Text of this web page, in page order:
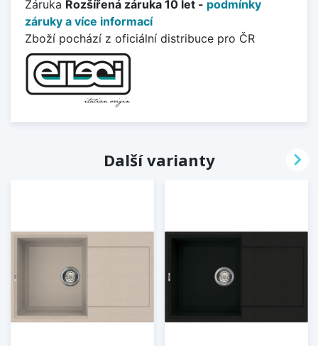
Záruka Rozšířená záruka 10 let - podmínky
záruky a více informací
Zboží pochází z oficiální distribuce pro ČR
Další varianty 